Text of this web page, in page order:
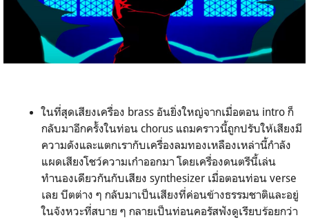
ในที่สุดเสียงเครื่อง brass อันยิ่งใหญ่จากเมื่อตอน intro ก็
กลับมาอีกครั้งในท่อน chorus แถมคราวนี้ถูกปรับให้เสียงมี
ความดังและแตกเรากับเครื่องลมทองเหลืองเหล่านี้กำลัง
แผดเสียงโชว์ความเก๋าออกมา โดยเครื่องดนตรีนี้เล่น
ทำนองเดียวกันกับเสียง synthesizer เมื่อตอนท่อน verse
เลย บีตต่าง ๆ กลับมาเป็นเสียงที่ค่อนข้างธรรมชาติและอยู่
ในจังหวะที่สบาย ๆ กลายเป็นท่อนคอรัสฟังดูเรียบร้อยกว่า